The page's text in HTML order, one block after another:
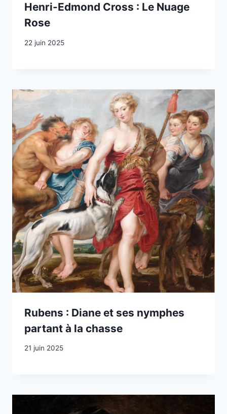
Henri-Edmond Cross : Le Nuage
Rose
22 juin 2025
Rubens : Diane et ses nymphes
partant à la chasse
21 juin 2025